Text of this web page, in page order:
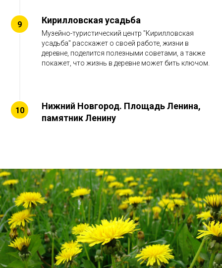
Кирилловская усадьба
Музейно-туристический центр "Кирилловская
усадьба" расскажет о своей работе, жизни в
деревне, поделится полезными советами, а также
покажет, что жизнь в деревне может бить ключом.
Нижний Новгород. Площадь Ленина,
памятник Ленину